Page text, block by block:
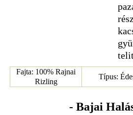
Fajta: 100% Rajnai
Rizling
Típus:
- Bajai